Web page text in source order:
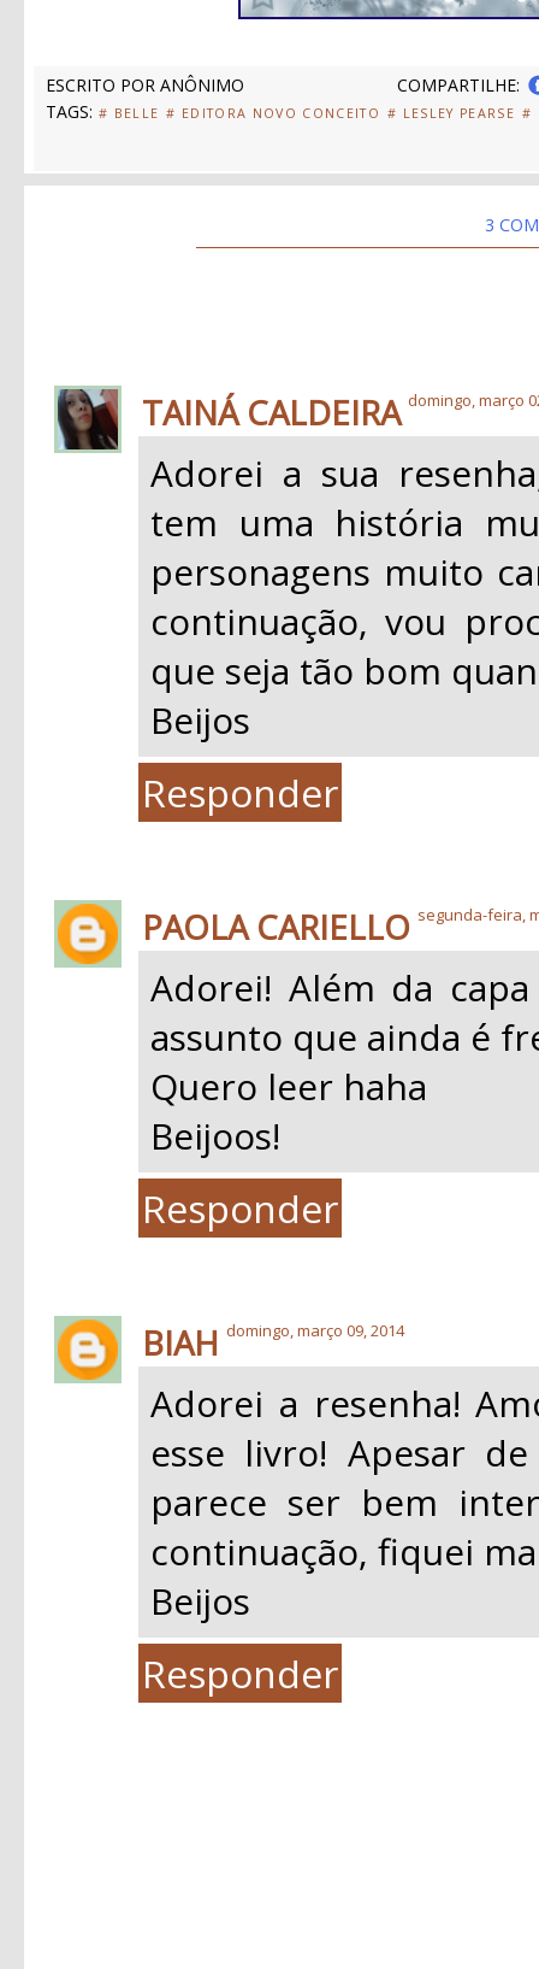
ESCRITO POR ANÔNIMO
COMPARTILHE:
TAGS: # BELLE # EDITORA NOVO CONCEITO # LESLEY PEARSE #
3
TAINÁ CALDEIRA domingo, março
Adorei a sua
tem uma história
personagens muito
continuação, vou
que seja tão bom
Beijos
Responder
PAOLA CARIELLO segunda-feira,
Adorei! Além da
assunto que ainda é
Quero leer haha
Beijoos!
Responder
BIAH domingo, março 09, 2014
Adorei a resenha!
esse livro! Apesar
parece ser bem
continuação, fiquei
Beijos
Responder